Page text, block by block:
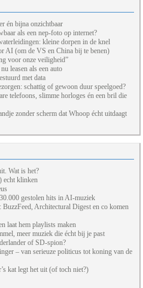
én bijna onzichtbaar
als een nep-foto op internet?
kleine dorpen in de knel
AI (om de VS en China bij te benen)
voor onze veiligheid”
leasen als een auto
met data
schattig of gewoon duur speelgoed?
telefoons, slimme horloges én een bril die
zonder scherm dat Whoop écht uitdaagt
Wat is het?
echt klinken
gestolen hits in AI-muziek
Architectural Digest en co komen
laat hem playlists maken
meer muziek die écht bij je past
of SD-spion?
– van serieuze politicus tot koning van de
kat legt het uit (of toch niet?)